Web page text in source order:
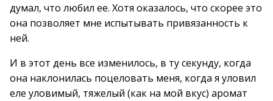
думал, что любил ее. Хотя оказалось, что скорее это
она позволяет мне испытывать привязанность к
ней.
И в этот день все изменилось, в ту секунду, когда
она наклонилась поцеловать меня, когда я уловил
еле уловимый, тяжелый (как на мой вкус) аромат